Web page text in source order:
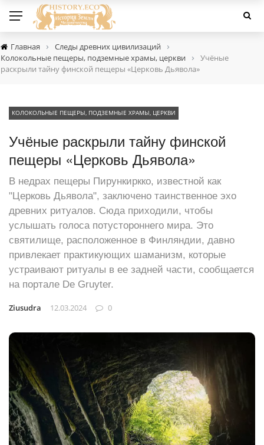
Главная › Следы древних цивилизаций ›
Колокольные пещеры, подземные храмы, церкви ›
Учёные
раскрыли тайну финской пещеры «Церковь Дьявола»
КОЛОКОЛЬНЫЕ ПЕЩЕРЫ, ПОДЗЕМНЫЕ ХРАМЫ, ЦЕРКВИ
Учёные раскрыли тайну финской
пещеры «Церковь Дьявола»
В недрах пещеры Пирункиркко, известной как
"Церковь Дьявола", заключено таинственное эхо
древних ритуалов. Сюда приходили, чтобы
услышать голоса потустороннего мира. Это
святилище, расположенное в Финляндии, давно
привлекает практикующих шаманизм, которые
устраивают ритуалы в ее задней части, сообщается
на портале De Gruyter.
Ziusudra 12.03.2024 0